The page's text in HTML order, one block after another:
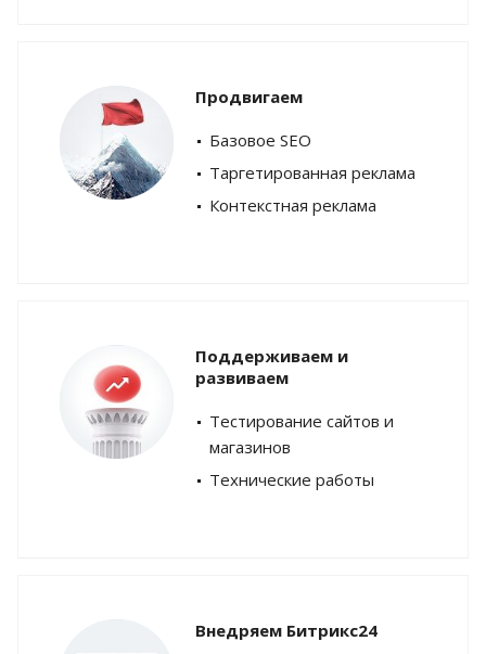
Продвигаем
Базовое SEO
Таргетированная реклама
Контекстная реклама
Поддерживаем и
развиваем
Тестирование сайтов и
магазинов
Технические работы
Внедряем Битрикс24